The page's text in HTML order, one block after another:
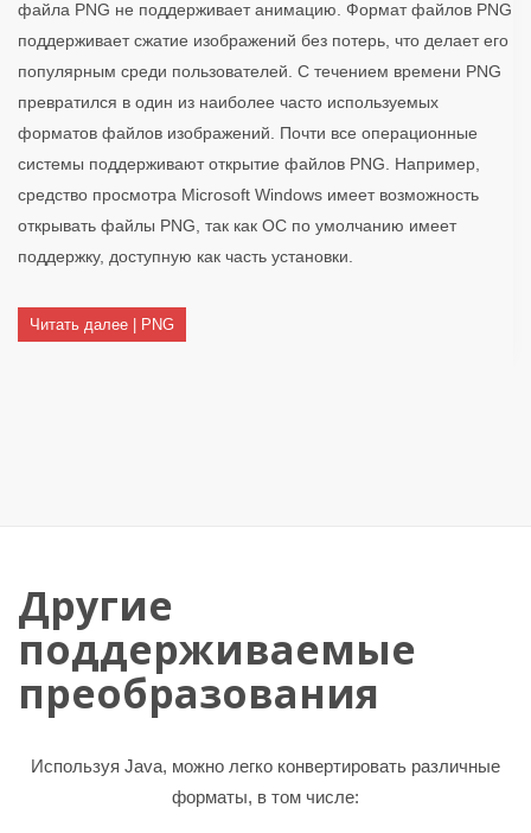
файла PNG не поддерживает анимацию. Формат файлов PNG
поддерживает сжатие изображений без потерь, что делает его
популярным среди пользователей. С течением времени PNG
превратился в один из наиболее часто используемых
форматов файлов изображений. Почти все операционные
системы поддерживают открытие файлов PNG. Например,
средство просмотра Microsoft Windows имеет возможность
открывать файлы PNG, так как ОС по умолчанию имеет
поддержку, доступную как часть установки.
Читать далее | PNG
Другие
поддерживаемые
преобразования
Используя Java, можно легко конвертировать различные
форматы, в том числе: